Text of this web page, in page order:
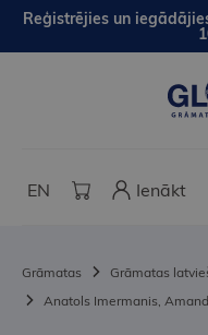
Reģistrējies un
EN Ienākt
Grāmatas Grāmatas
Anatols Imermanis,